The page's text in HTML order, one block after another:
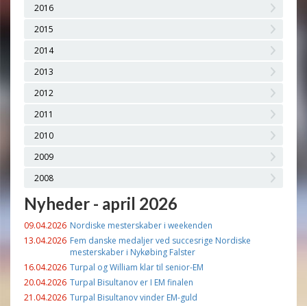
2016
2015
2014
2013
2012
2011
2010
2009
2008
Nyheder - april 2026
09.04.2026 Nordiske mesterskaber i weekenden
13.04.2026 Fem danske medaljer ved succesrige Nordiske
mesterskaber i Nykøbing Falster
16.04.2026 Turpal og William klar til senior-EM
20.04.2026 Turpal Bisultanov er I EM finalen
21.04.2026 Turpal Bisultanov vinder EM-guld